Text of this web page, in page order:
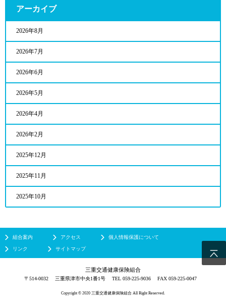
アーカイブ
2026年8月
2026年7月
2026年6月
2026年5月
2026年4月
2026年2月
2025年12月
2025年11月
2025年10月
組合案内 アクセス 個人情報保護について
リンク サイトマップ
三重交通健康保険組合
〒514-0032 三重県津市中央1番1号 TEL 059-225-9036 FAX 059-225-0047
Copyright © 2020 三重交通健康保険組合 All Right Reserved.